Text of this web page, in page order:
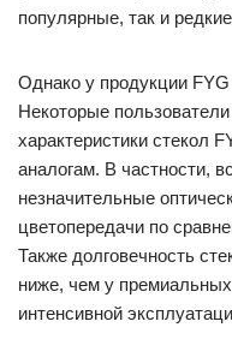
популярные, так и
Однако у продукции
Некоторые
характеристики стекол
аналогам. В частности,
незначительные
цветопередачи по
Также долговечность
ниже, чем у
интенсивной